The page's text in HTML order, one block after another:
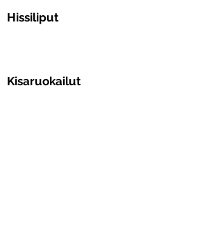
Hissiliput
Kisaruokailut